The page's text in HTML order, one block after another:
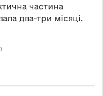
частина
два-три місяці.